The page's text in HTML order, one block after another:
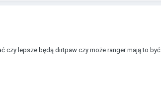
lepsze będą dirtpaw czy może ranger mają to